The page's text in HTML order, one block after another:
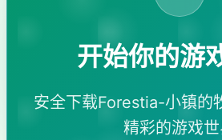
开始你的游
安全下载Forestia-小镇的
精彩的游戏